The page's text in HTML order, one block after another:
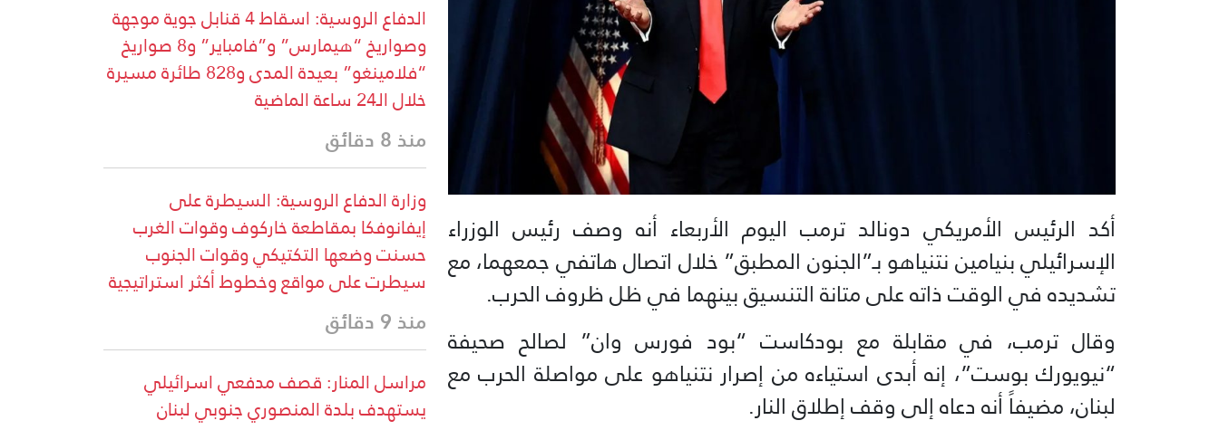
أكد الرئيس الأمريكي دونالد ترمب اليوم الأربعاء أنه وصف رئيس الوزراء
الإسرائيلي بنيامين نتنياهو بـ”الجنون المطبق” خلال اتصال هاتفي جمعهما، مع
تشديده في الوقت ذاته على متانة التنسيق بينهما في ظل ظروف الحرب.
وقال ترمب، في مقابلة مع بودكاست “بود فورس وان” لصالح صحيفة
“نيويورك بوست”، إنه أبدى استياءه من إصرار نتنياهو على مواصلة الحرب مع
لبنان، مضيفاً أنه دعاه إلى وقف إطلاق النار.
الدفاع الروسية: اسقاط 4 قنابل جوية موجهة
وصواريخ “هيمارس” و”فامباير” و8 صواريخ
“فلامينغو” بعيدة المدى و828 طائرة مسيرة
خلال الـ24 ساعة الماضية
منذ 8 دقائق
وزارة الدفاع الروسية: السيطرة على
إيفانوفكا بمقاطعة خاركوف وقوات الغرب
حسنت وضعها التكتيكي وقوات الجنوب
سيطرت على مواقع وخطوط أكثر استراتيجية
منذ 9 دقائق
مراسل المنار: قصف مدفعي اسرائيلي
يستهدف بلدة المنصوري جنوبي لبنان